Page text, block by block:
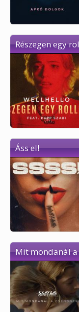
Részegen egy
Áss el!
Mit mondanál a